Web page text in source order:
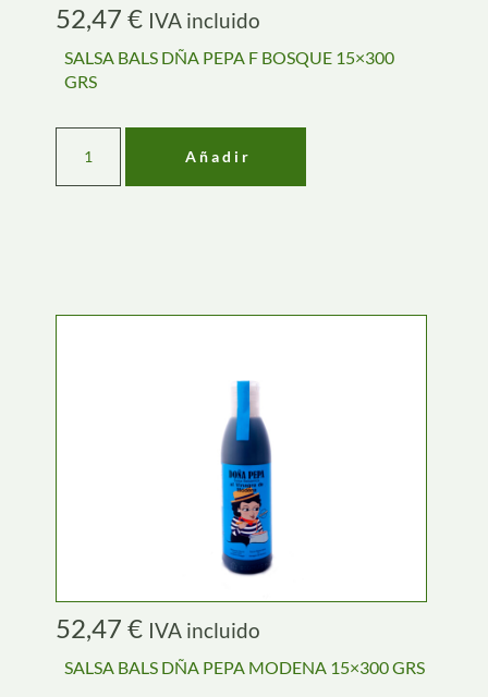
52,47 € IVA incluido
SALSA BALS DÑA PEPA F BOSQUE 15×300
GRS
Añadir
52,47 € IVA incluido
SALSA BALS DÑA PEPA MODENA 15×300 GRS